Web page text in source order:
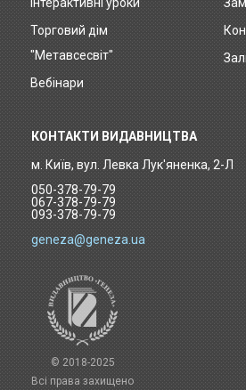
© 2018-2025
Всі права захищено
КОНТАКТИ ВИДАВНИЦТВА
м. Київ, вул. Левка Лук'яненка, 2-Л
050-378-79-79
067-378-79-79
093-378-79-79
geneza@geneza.ua
Footer
menu
Торговий дім
"Метавсесвіт"
Вебінари